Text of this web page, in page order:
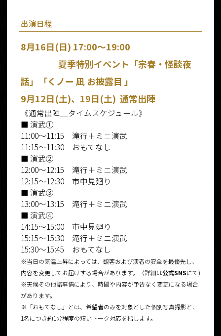
出演日程
8月16日(日) 17:00～19:00
夏季特別イベント「宗春・怪談夜
話」「くノー 凪 お披露目 」
9月12日(土)、19日(土) 通常出陣
《通常出陣＿タイムスケジュール》
■ 演武①
11:00〜11:15 滝行＋ミニ演武
11:15〜11:30 おもてなし
■ 演武②
12:00〜12:15 滝行＋ミニ演武
12:15〜12:30 市中見廻り
■ 演武③
13:00〜13:15 滝行＋ミニ演武
■ 演武④
14:15〜15:00 市中見廻り
15:15〜15:30 滝行＋ミニ演武
15:30〜15:45 おもてなし
※当日の気温上昇によっては、観客および演者の安全を最優先し、
内容を変更してお届けする場合があります。（詳細は公式SNSにて)
※天候その他諸事情により、時間や内容が予告なく変更になる場合
があります。
※「おもてなし」とは、希望者のみを対象とした個別写真撮影と、
1名につき約1分程度の短いトーク対応を指します。